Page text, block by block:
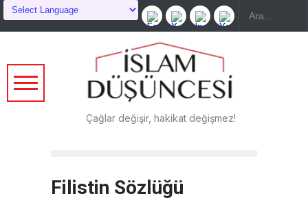
Çağlar değişir, hakikat değişmez!
Filistin Sözlüğü